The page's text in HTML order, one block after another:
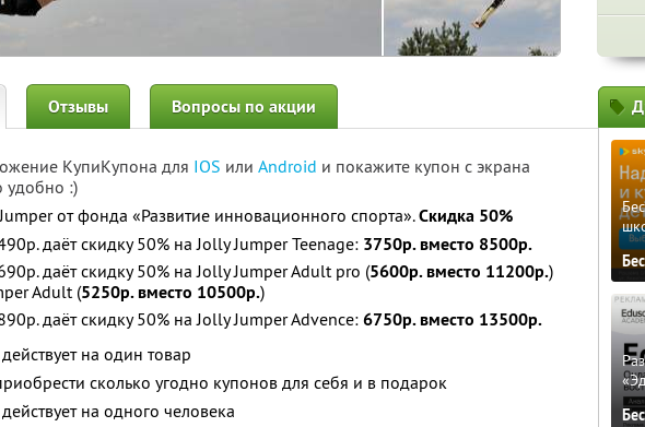
Отзывы Вопросы по акции
КупиКупона для IOS или Android и покажите купон с экрана
удобно :)
от фонда «Развитие инновационного спорта».Скидка 50%
даёт скидку 50% на Jolly Jumper Teenage: 3750р. вместо 8500р.
даёт скидку 50% на Jolly Jumper Adult pro (5600р. вместо 11200р.)
Adult (5250р. вместо 10500р.)
даёт скидку 50% на Jolly Jumper Advence: 6750р. вместо 13500р.
на один товар
сколько угодно купонов для себя и в подарок
на одного человека